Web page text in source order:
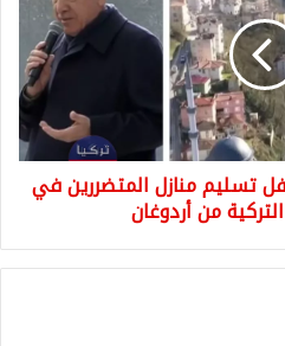
تسليم منازل المتضررين في
من أردوغان